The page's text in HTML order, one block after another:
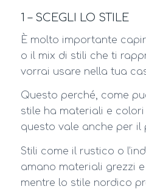
1 – SCEGLI LO STILE
È molto importante
o il mix di stili che ti
vorrai usare nella tua
Questo perché, come
stile ha materiali e
questo vale anche per il
Stili come il rustico o
amano materiali grezzi
mentre lo stile nordico